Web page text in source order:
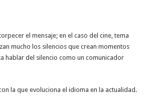
el mensaje; en el caso del cine, tema
mucho los silencios que crean momentos
hablar del silencio como un comunicador
la que evoluciona el idioma en la actualidad.